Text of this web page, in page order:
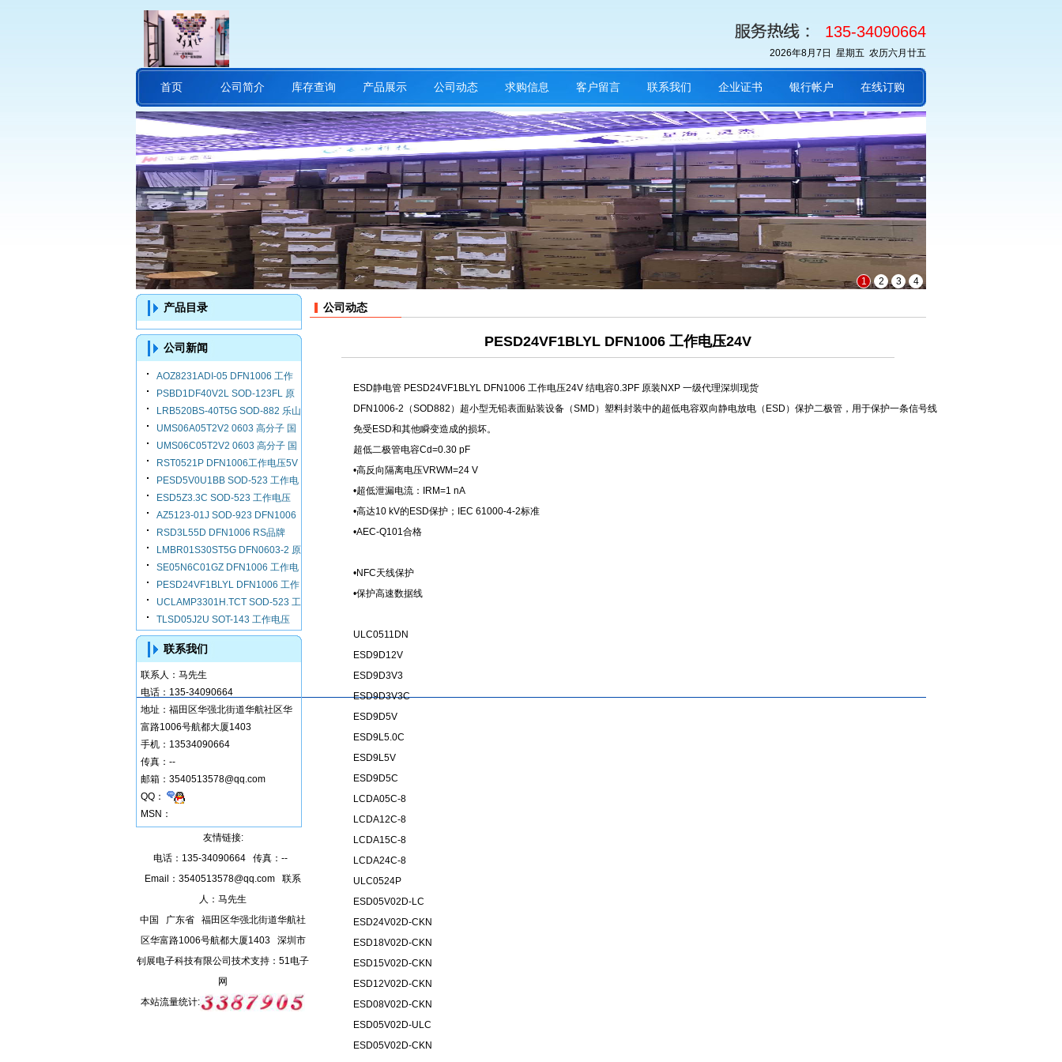
135-34090664
2026年8月7日 星期五 农历六月廿五
首页 公司简介 库存查询 产品展示 公司动态 求购信息 客户留言 联系我们 企业证书 银行帐户 在线订购
1 2 3 4
产品目录
公司新闻
AOZ8231ADI-05 DFN1006 工作
电压5V 结电容13PF
PSBD1DF40V2L SOD-123FL 原
装芯导
LRB520BS-40T5G SOD-882 乐山
LRC
UMS06A05T2V2 0603 高分子 国
产RS
UMS06C05T2V2 0603 高分子 国
产RS
RST0521P DFN1006工作电压5V
结电容0.3PF
PESD5V0U1BB SOD-523 工作电
压5V 结电容2.5PF
ESD5Z3.3C SOD-523 工作电压
3.3V 钳位电压18V
AZ5123-01J SOD-923 DFN1006
工作电压3.3V 钳位电压5V
RSD3L55D DFN1006 RS品牌
LMBR01S30ST5G DFN0603-2 原
装 LRC
SE05N6C01GZ DFN1006 工作电
压5V 结电容0.5PF
PESD24VF1BLYL DFN1006 工作
电压24V
UCLAMP3301H.TCT SOD-523 工
作电压3.3V 结电容25pF
TLSD05J2U SOT-143 工作电压
5V 结电容3PF
联系我们
联系人： 马先生
电话： 135-34090664
地址： 福田区华强北街道华航社区华
富路1006号航都大厦1403
手机： 13534090664
传真： --
邮箱： 3540513578@qq.com
QQ：
MSN：
公司动态
PESD24VF1BLYL DFN1006 工作电压24V
ESD静电管 PESD24VF1BLYL DFN1006 工作电压24V 结电容0.3PF 原装NXP 一级代理深圳现货
DFN1006-2（SOD882）超小型无铅表面贴装设备（SMD）塑料封装中的超低电容双向静电放电（ESD）保护二极管，用于保护一条信号线
免受ESD和其他瞬变造成的损坏。
超低二极管电容Cd=0.30 pF
•高反向隔离电压VRWM=24 V
•超低泄漏电流：IRM=1 nA
•高达10 kV的ESD保护；IEC 61000-4-2标准
•AEC-Q101合格
•NFC天线保护
•保护高速数据线
ULC0511DN
ESD9D12V
ESD9D3V3
ESD9D3V3C
ESD9D5V
ESD9L5.0C
ESD9L5V
ESD9D5C
LCDA05C-8
LCDA12C-8
LCDA15C-8
LCDA24C-8
ULC0524P
ESD05V02D-LC
ESD24V02D-CKN
ESD18V02D-CKN
ESD15V02D-CKN
ESD12V02D-CKN
ESD08V02D-CKN
ESD05V02D-ULC
ESD05V02D-CKN
友情链接:
电话：135-34090664 传真：--
Email： 3540513578@qq.com 联系
人：马先生
中国 广东省 福田区华强北街道华航社
区华富路1006号航都大厦1403 深圳市
钊展电子科技有限公司 技术支持： 51电子
网
本站流量统计: